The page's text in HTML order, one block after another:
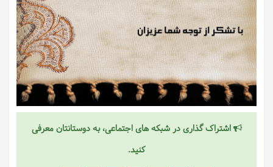
اشتراک گذاری در شبکه های اجتماعی، به دوستانتان معرفی
کنید.